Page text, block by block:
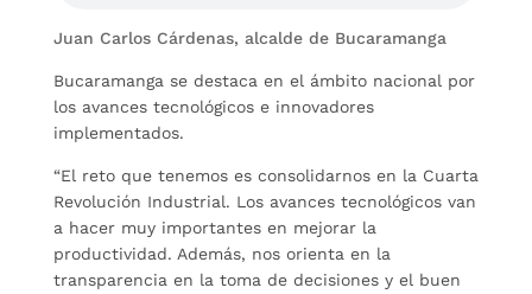
Juan Carlos Cárdenas, alcalde de Bucaramanga
Bucaramanga se destaca en el ámbito nacional por
los avances tecnológicos e innovadores
implementados.
“El reto que tenemos es consolidarnos en la Cuarta
Revolución Industrial. Los avances tecnológicos van
a hacer muy importantes en mejorar la
productividad. Además, nos orienta en la
transparencia en la toma de decisiones y el buen